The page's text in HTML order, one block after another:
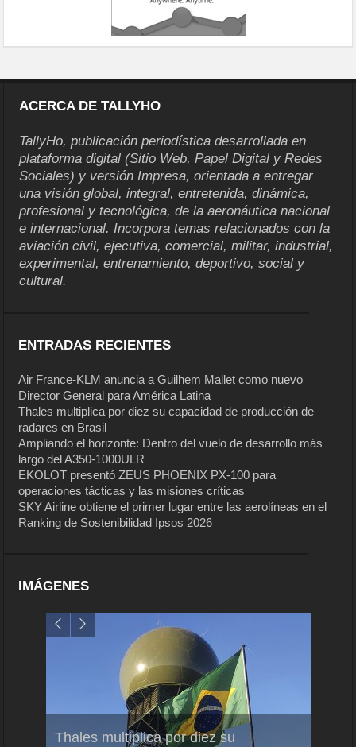
ACERCA DE TALLYHO
TallyHo, publicación periodística desarrollada en
plataforma digital (Sitio Web, Papel Digital y Redes
Sociales) y versión Impresa, orientada a entregar
una visión global, integral, entretenida, dinámica,
profesional y tecnológica, de la aeronáutica nacional
e internacional. Incorpora temas relacionados con la
aviación civil, ejecutiva, comercial, militar, industrial,
experimental, entrenamiento, deportivo, social y
cultural.
ENTRADAS RECIENTES
Air France-KLM anuncia a Guilhem Mallet como nuevo
Director General para América Latina
Thales multiplica por diez su capacidad de producción de
radares en Brasil
Ampliando el horizonte: Dentro del vuelo de desarrollo más
largo del A350-1000ULR
EKOLOT presentó ZEUS PHOENIX PX-100 para
operaciones tácticas y las misiones críticas
SKY Airline obtiene el primer lugar entre las aerolíneas en el
Ranking de Sostenibilidad Ipsos 2026
IMÁGENES
Thales multiplica por diez su